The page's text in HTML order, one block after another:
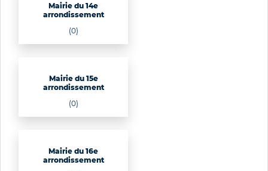
Mairie du 14e
arrondissement
(0)
Mairie du 15e
arrondissement
(0)
Mairie du 16e
arrondissement